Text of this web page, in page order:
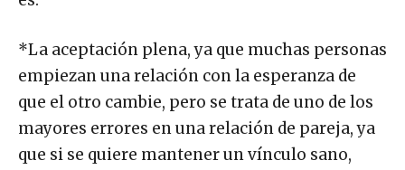
*La aceptación plena, ya que muchas personas
empiezan una relación con la esperanza de
que el otro cambie, pero se trata de uno de los
mayores errores en una relación de pareja, ya
que si se quiere mantener un vínculo sano,